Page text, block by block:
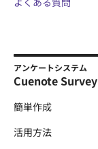
アンケートシステム
Cuenote Survey
簡単作成
活用方法